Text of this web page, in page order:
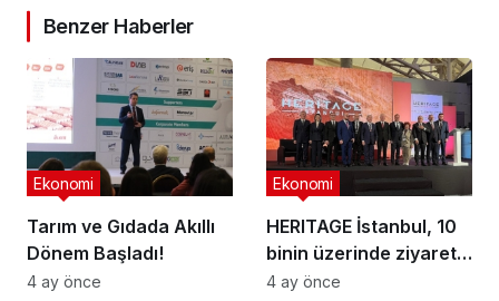
Benzer Haberler
Tarım ve Gıdada Akıllı
Dönem Başladı!
Ekonomi
4 ay önce
HERITAGE İstanbul, 10
binin üzerinde ziyaretçi
ağırladı
Ekonomi
4 ay önce